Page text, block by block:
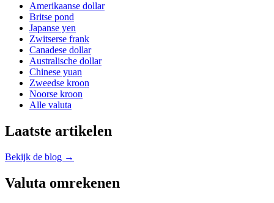
Amerikaanse dollar
Britse pond
Japanse yen
Zwitserse frank
Canadese dollar
Australische dollar
Chinese yuan
Zweedse kroon
Noorse kroon
Alle valuta
Laatste artikelen
Bekijk de blog →
Valuta omrekenen